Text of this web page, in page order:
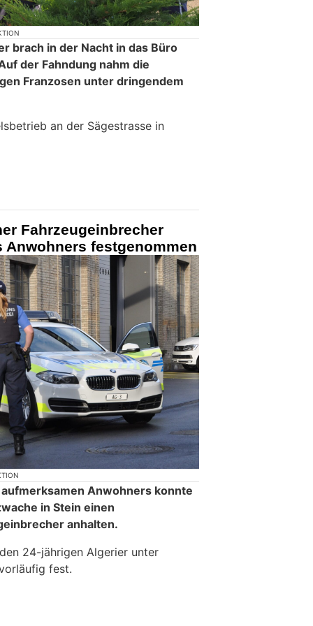
brach in der Nacht in das Büro
der Fahndung nahm die
Franzosen unter dringendem
an der Sägestrasse in
Fahrzeugeinbrecher
Anwohners festgenommen
Anwohners konnte
in Stein einen
anhalten.
24-jährigen Algerier unter
fest.